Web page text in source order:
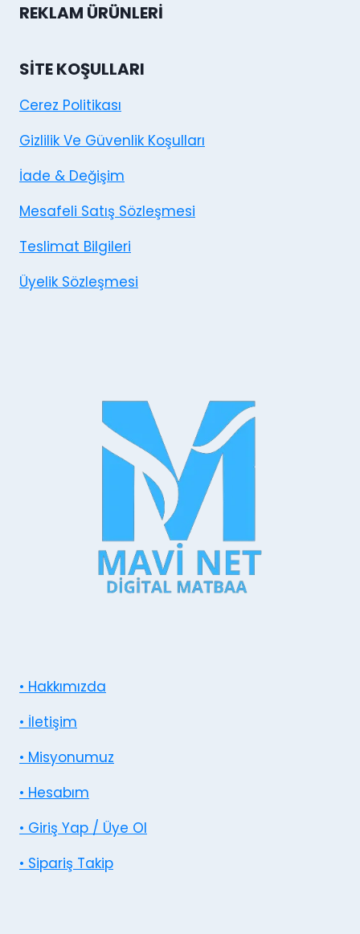
REKLAM ÜRÜNLERI
SITE KOŞULLARI
Cerez Politikası
Gizlilik Ve Güvenlik Koşulları
İade & Değişim
Mesafeli Satış Sözleşmesi
Teslimat Bilgileri
Üyelik Sözleşmesi
• Hakkımızda
• İletişim
• Misyonumuz
• Hesabım
• Giriş Yap / Üye Ol
• Sipariş Takip